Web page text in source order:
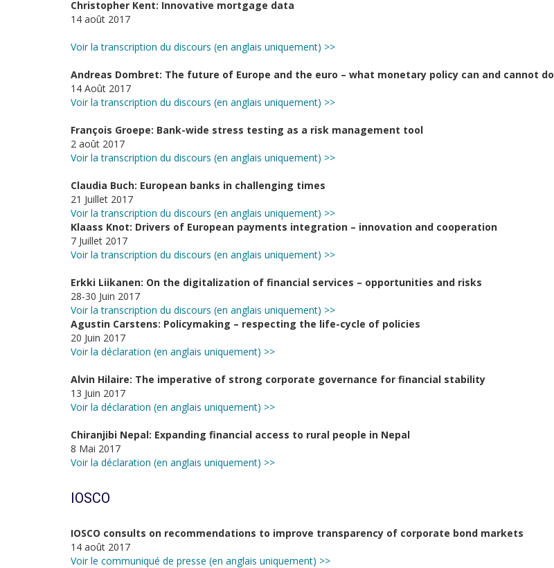
Christopher Kent: Innovative mortgage data
14 août 2017
Voir la transcription du discours (en anglais uniquement) >>
Andreas Dombret: The future of Europe and the euro – what monetary policy can and cannot do
14 Août 2017
Voir la transcription du discours (en anglais uniquement) >>
François Groepe: Bank-wide stress testing as a risk management tool
2 août 2017
Voir la transcription du discours (en anglais uniquement) >>
Claudia Buch: European banks in challenging times
21 Juillet 2017
Voir la transcription du discours (en anglais uniquement) >>
Klaass Knot: Drivers of European payments integration – innovation and cooperation
7 Juillet 2017
Voir la transcription du discours (en anglais uniquement) >>
Erkki Liikanen: On the digitalization of financial services – opportunities and risks
28-30 Juin 2017
Voir la transcription du discours (en anglais uniquement) >>
Agustin Carstens: Policymaking – respecting the life-cycle of policies
20 Juin 2017
Voir la déclaration (en anglais uniquement) >>
Alvin Hilaire: The imperative of strong corporate governance for financial stability
13 Juin 2017
Voir la déclaration (en anglais uniquement) >>
Chiranjibi Nepal: Expanding financial access to rural people in Nepal
8 Mai 2017
Voir la déclaration (en anglais uniquement) >>
IOSCO
IOSCO consults on recommendations to improve transparency of corporate bond markets
14 août 2017
Voir le communiqué de presse (en anglais uniquement) >>